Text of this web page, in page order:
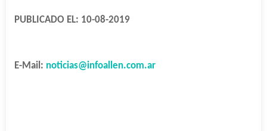
PUBLICADO EL: 10-08-2019
E-Mail: noticias@infoallen.com.ar